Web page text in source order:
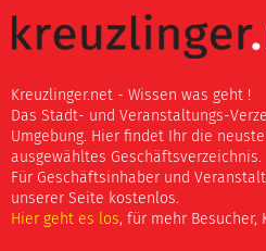
Kreuzlinger.net - Wissen was geht !
Das Stadt- und Veranstaltungs-
Umgebung. Hier findet Ihr die
ausgewähltes Geschäftsverzeichnis.
Für Geschäftsinhaber und
unserer Seite kostenlos.
Hier geht es los, für mehr Besucher,